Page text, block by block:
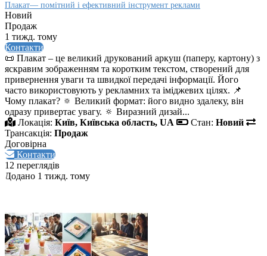
Плакат— помітний і ефективний інструмент реклами
Новий
Продаж
1 тижд. тому
Контакти
📜 Плакат – це великий друкований аркуш (паперу, картону) з
яскравим зображенням та коротким текстом, створений для
привернення уваги та швидкої передачі інформації. Його
часто використовують у рекламних та іміджевих цілях. 📌
Чому плакат? 🔅 Великий формат: його видно здалеку, він
одразу привертає увагу. 🔅 Виразний дизай...
Локація: Київ, Київська область, UA Стан: Новий
Трансакція: Продаж
Договірна
Контакти
12 переглядів
Додано 1 тижд. тому